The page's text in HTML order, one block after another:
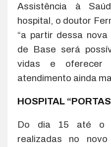
Assistência à
hospital, o doutor
“a partir dessa
de Base será
vidas e oferecer
atendimento ainda
HOSPITAL
Do dia 15 até o
realizadas no